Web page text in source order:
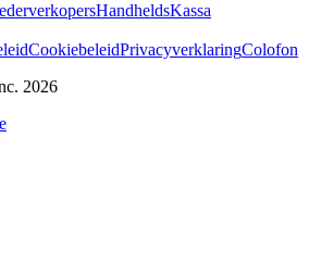
HandheldsKassa
CookiebeleidPrivacyverklaringColofon
2026